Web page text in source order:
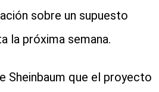
sobre un supuesto
la próxima semana.
Sheinbaum que el proyecto